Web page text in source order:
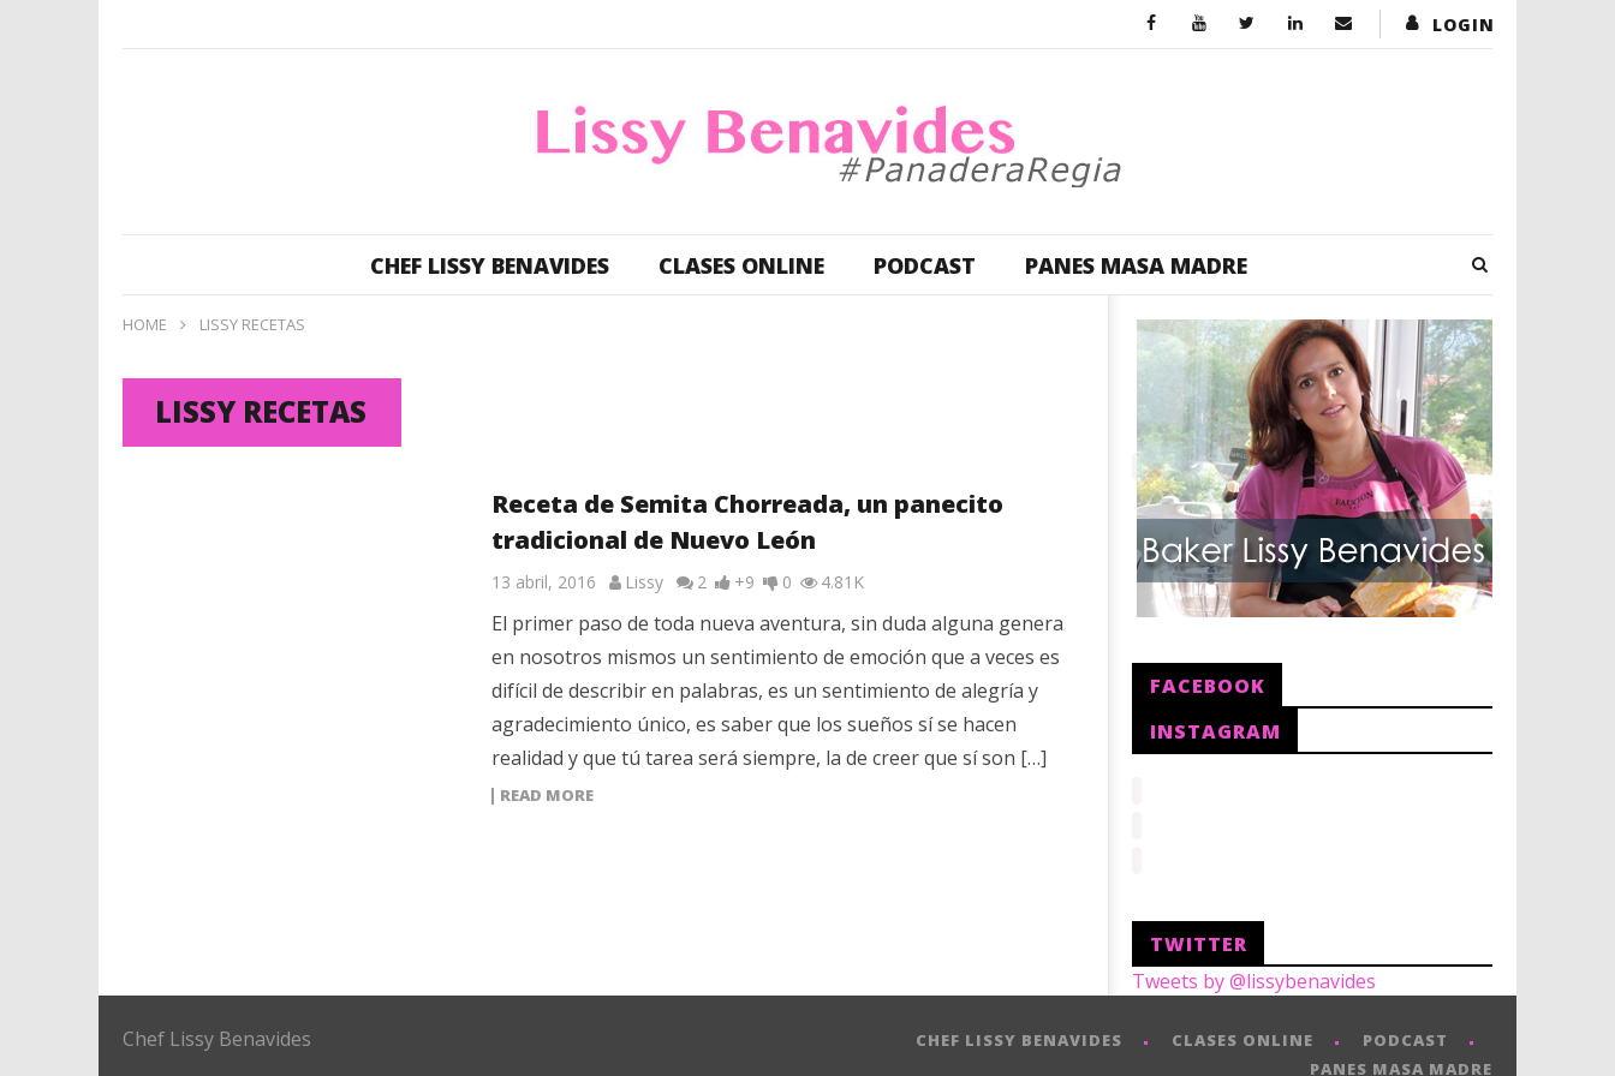
LOGIN
CHEF LISSY BENAVIDES CLASES ONLINE PODCAST PANES MASA MADRE
HOME LISSY RECETAS
LISSY RECETAS
Receta de Semita Chorreada, un panecito
tradicional de Nuevo León
13 abril, 2016 Lissy 2 +9 0 4.81K
El primer paso de toda nueva aventura, sin duda alguna genera
en nosotros mismos un sentimiento de emoción que a veces es
difícil de describir en palabras, es un sentimiento de alegría y
agradecimiento único, es saber que los sueños sí se hacen
realidad y que tú tarea será siempre, la de creer que sí son […]
READ MORE
FACEBOOK
INSTAGRAM
TWITTER
Tweets by @lissybenavides
Chef Lissy Benavides CHEF LISSY BENAVIDES CLASES ONLINE
PODCAST
PANES MASA MADRE